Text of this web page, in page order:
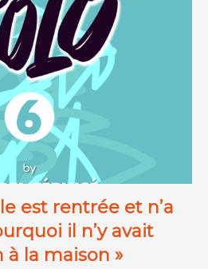
est rentrée et n’a
il n’y avait
à la maison »